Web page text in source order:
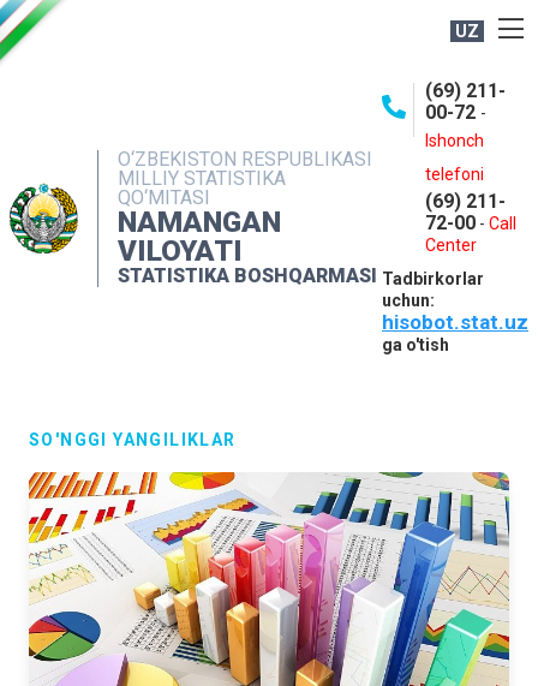
UZ
O‘ZBEKISTON RESPUBLIKASI
MILLIY STATISTIKA
QO‘MITASI
NAMANGAN
VILOYATI
STATISTIKA BOSHQARMASI
(69) 211-
00-72 -
Ishonch
telefoni
(69) 211-
72-00 - Call
Center
Tadbirkorlar
uchun:
hisobot.stat.uz
ga o'tish
NASHRLAR
INTERAKTIV XIZMATLAR
MATBUOT XIZMATI
MUROJAATLAR
SO'NGGI YANGILIKLAR